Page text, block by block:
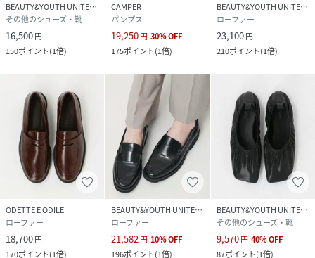
◆お気に入り登録でアイテム情報をゲット◆
気になるアイテムをお気に入り登録して、あなただけの欲し
いち早く特典情報をゲットして、お買い物をよりお楽しみく
ださい。
性別タイプ レディース
原産国 イタリア製
牛革
サイズ ３６、３７、３８
BEAUTY&YOUTH UNITED ARROWS
その他のシューズ・靴
16,500円
150ポイント(1倍)
CAMPER
パンプス
19,250円 30%OFF
175ポイント(1倍)
BEAUTY&YOUTH UNITED ARROWS
ローファー
23,100円
210ポイント(1倍)
ODETTE E ODILE
ローファー
18,700円
170ポイント(1倍)
BEAUTY&YOUTH UNITED ARROWS
ローファー
21,582円 10%OFF
196ポイント(1倍)
BEAUTY&YOUTH UNITED ARROWS
その他のシューズ・靴
9,570円 40%OFF
87ポイント(1倍)